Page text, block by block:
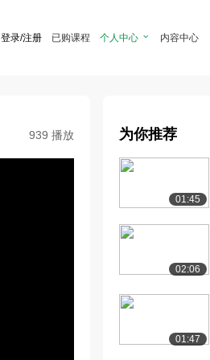
登录/注册 已购课程 个人中心  内容中心
939 播放 为你推荐
01:45
02:06
01:47